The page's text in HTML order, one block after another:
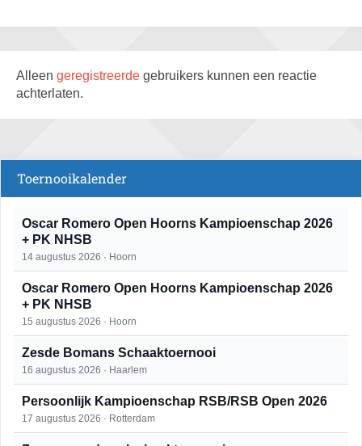
Alleen geregistreerde gebruikers kunnen een reactie
achterlaten.
Toernooikalender
Oscar Romero Open Hoorns Kampioenschap 2026
+ PK NHSB
14 augustus 2026 · Hoorn
Oscar Romero Open Hoorns Kampioenschap 2026
+ PK NHSB
15 augustus 2026 · Hoorn
Zesde Bomans Schaaktoernooi
16 augustus 2026 · Haarlem
Persoonlijk Kampioenschap RSB/RSB Open 2026
17 augustus 2026 · Rotterdam